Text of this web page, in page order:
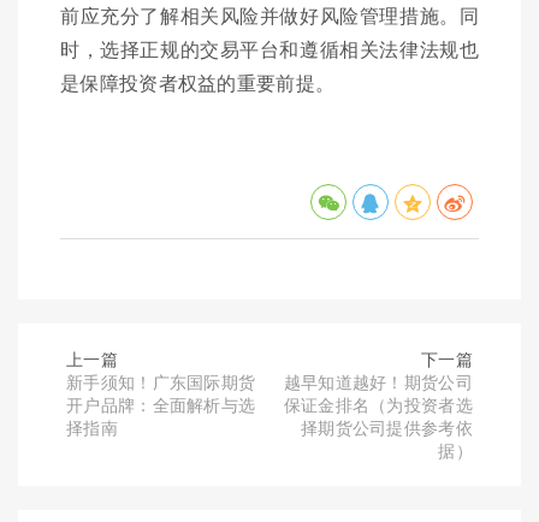
前应充分了解相关风险并做好风险管理措施。同
时，选择正规的交易平台和遵循相关法律法规也
是保障投资者权益的重要前提。
上一篇
新手须知！广东国际期货
开户品牌：全面解析与选
择指南
下一篇
越早知道越好！期货公司
保证金排名（为投资者选
择期货公司提供参考依
据）